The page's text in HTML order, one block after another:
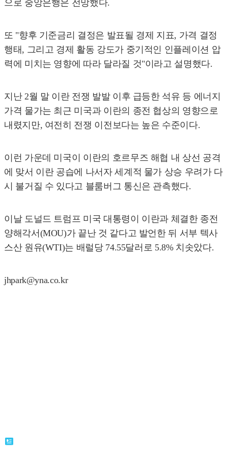
으로 중앙은행은 전망했다.
또 "향후 기준금리 결정은 발표될 경제 지표, 가격 결정
행태, 그리고 경제 활동 강도가 중기적인 인플레이션 압
력에 미치는 영향에 따라 달라질 것"이라고 설명했다.
지난 2월 말 이란 전쟁 발발 이후 급등한 석유 등 에너지
가격 물가는 최근 미국과 이란의 종전 협상의 영향으로
내렸지만, 여전히 전쟁 이전보다는 높은 수준이다.
이런 가운데 미국이 이란의 호르무즈 해협 내 상선 공격
에 맞서 이란 공습에 나서자 세계적 물가 상승 우려가 다
시 불거질 수 있다고 블룸버그 통신은 관측했다.
이날 도널드 트럼프 미국 대통령이 이란과 체결한 종전
양해각서(MOU)가 끝난 것 같다고 발언한 뒤 서부 텍사
스산 원유(WTI)는 배럴당 74.55달러로 5.8% 치솟았다.
jhpark@yna.co.kr